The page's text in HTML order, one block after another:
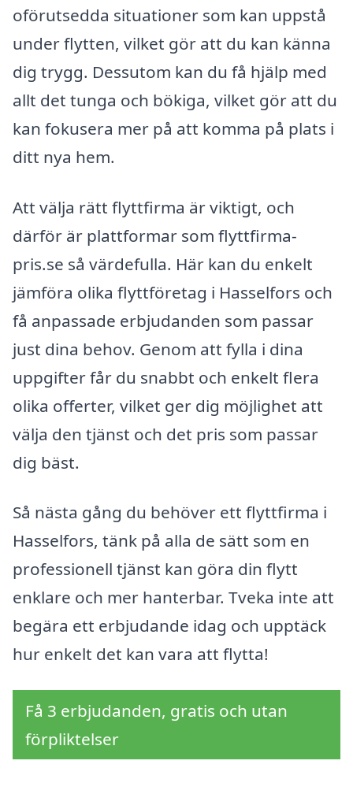
oförutsedda situationer som kan uppstå
under flytten, vilket gör att du kan känna
dig trygg. Dessutom kan du få hjälp med
allt det tunga och bökiga, vilket gör att du
kan fokusera mer på att komma på plats i
ditt nya hem.
Att välja rätt flyttfirma är viktigt, och
därför är plattformar som flyttfirma-
pris.se så värdefulla. Här kan du enkelt
jämföra olika flyttföretag i Hasselfors och
få anpassade erbjudanden som passar
just dina behov. Genom att fylla i dina
uppgifter får du snabbt och enkelt flera
olika offerter, vilket ger dig möjlighet att
välja den tjänst och det pris som passar
dig bäst.
Så nästa gång du behöver ett flyttfirma i
Hasselfors, tänk på alla de sätt som en
professionell tjänst kan göra din flytt
enklare och mer hanterbar. Tveka inte att
begära ett erbjudande idag och upptäck
hur enkelt det kan vara att flytta!
Få 3 erbjudanden, gratis och utan
förpliktelser